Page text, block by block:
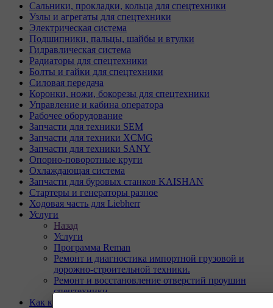
Сальники, прокладки, кольца для спецтехники
Узлы и агрегаты для спецтехники
Электрическая система
Подшипники, пальцы, шайбы и втулки
Гидравлическая система
Радиаторы для спецтехники
Болты и гайки для спецтехники
Силовая передача
Коронки, ножи, бокорезы для спецтехники
Управление и кабина оператора
Рабочее оборудование
Запчасти для техники SEM
Запчасти для техники XCMG
Запчасти для техники SANY
Опорно-поворотные круги
Охлаждающая система
Запчасти для буровых станков KAISHAN
Стартеры и генераторы разное
Ходовая часть для Liebherr
Услуги
Назад
Услуги
Программа Reman
Ремонт и диагностика импортной грузовой и
дорожно-строительной техники.
Ремонт и восстановление отверстий проушин
спецтехники
Как купить